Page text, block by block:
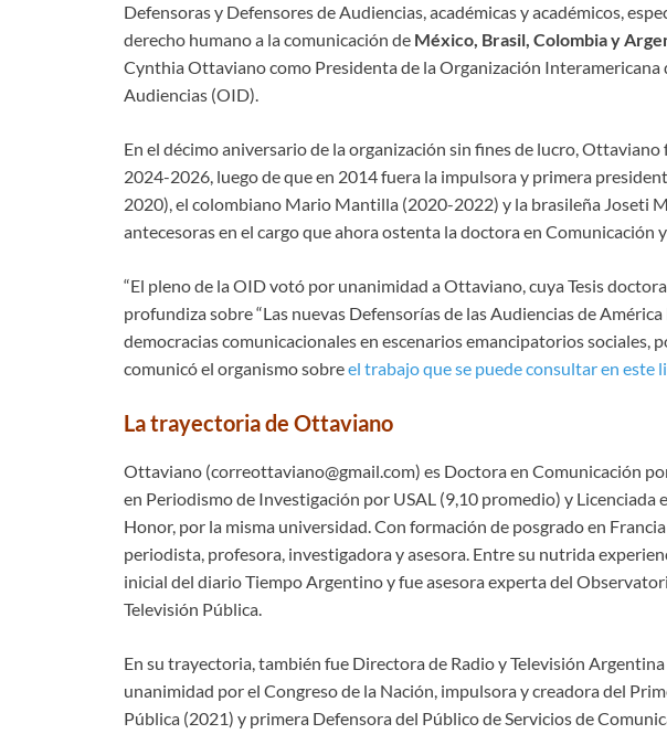
Defensoras y Defensores de Audiencias, académicas y académicos,
derecho humano a la comunicación de México, Brasil, Colombia y
Cynthia Ottaviano como Presidenta de la Organización Interamericana
Audiencias (OID).
En el décimo aniversario de la organización sin fines de lucro,
2024-2026, luego de que en 2014 fuera la impulsora y primera
2020), el colombiano Mario Mantilla (2020-2022) y la brasileña Joseti
antecesoras en el cargo que ahora ostenta la doctora en Comunicación
“El pleno de la OID votó por unanimidad a Ottaviano, cuya Tesis
profundiza sobre “Las nuevas Defensorías de las Audiencias de
democracias comunicacionales en escenarios emancipatorios sociales,
comunicó el organismo sobreel trabajo que se puede consultar en este
La trayectoria de Ottaviano
Ottaviano (correottaviano@gmail.com) es Doctora en Comunicación
en Periodismo de Investigación por USAL (9,10 promedio) y Licenciada
Honor, por la misma universidad. Con formación de posgrado en
periodista, profesora, investigadora y asesora. Entre su nutrida
inicial del diario Tiempo Argentino y fue asesora experta del
Televisión Pública.
En su trayectoria, también fue Directora de Radio y Televisión
unanimidad por el Congreso de la Nación, impulsora y creadora del
Pública (2021) y primera Defensora del Público de Servicios de